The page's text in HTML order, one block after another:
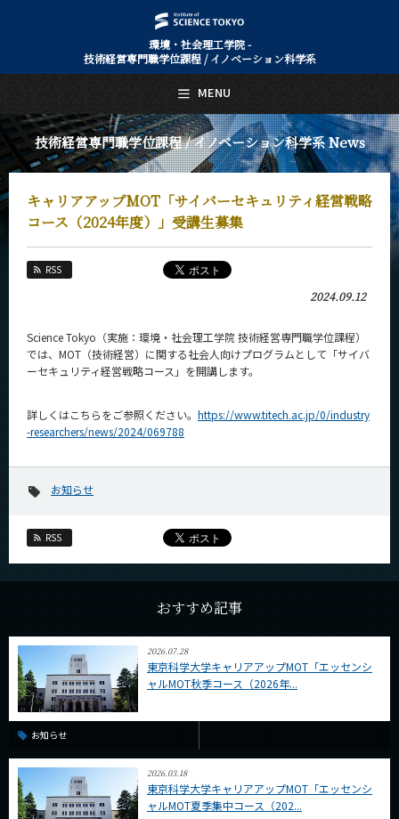
環境・社会理工学院 -
技術経営専門職学位課程 / イノベーション科学系
技術経営専門職学位課程 / イノベーション科学系 News
キャリアアップMOT「サイバーセキュリティ経営戦略
コース（2024年度）」受講生募集
RSS
2024.09.12
Science Tokyo（実施：環境・社会理工学院 技術経営専門職学位課程）
では、MOT（技術経営）に関する社会人向けプログラムとして「サイバ
ーセキュリティ経営戦略コース」を開講します。
詳しくはこちらをご参照ください。 https://www.titech.ac.jp/0/industry
-researchers/news/2024/069788
お知らせ
RSS
おすすめ記事
2026.07.28
東京科学大学キャリアアップMOT「エッセンシ
ャルMOT秋季コース（2026年...
お知らせ
2026.03.18
東京科学大学キャリアアップMOT「エッセンシ
ャルMOT夏季集中コース（202...
MENU
日本語 English
Top Page
技術経営専門職学位課程 / イノベーション科学系について
About Us
教育
Education
教員・研究室
Faculty and Laboratories
入学案内
Admissions
News
月別
イベントカレンダー
サイト構成
系詳細情報
CLOSE